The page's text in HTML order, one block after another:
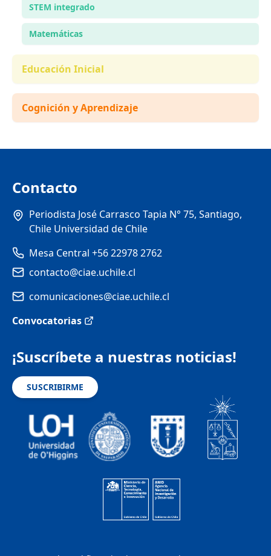
STEM integrado
Matemáticas
Educación Inicial
Cognición y Aprendizaje
Contacto
Periodista José Carrasco Tapia N° 75, Santiago,
Chile Universidad de Chile
Mesa Central +56 22978 2762
contacto@ciae.uchile.cl
comunicaciones@ciae.uchile.cl
Convocatorias
¡Suscríbete a nuestras noticias!
SUSCRIBIRME